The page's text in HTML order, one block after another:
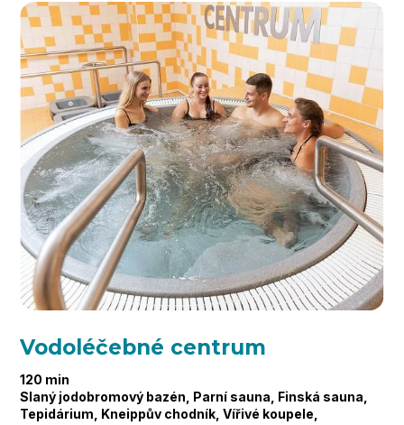
Vodoléčebné centrum
120 min
Slaný jodobromový bazén, Parní sauna, Finská sauna,
Tepidárium, Kneippův chodník, Vířivé koupele,